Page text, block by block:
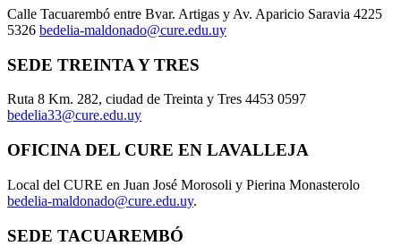
Calle Tacuarembó entre Bvar. Artigas y Av. Aparicio Saravia 4225
5326 bedelia-maldonado@cure.edu.uy
SEDE TREINTA Y TRES
Ruta 8 Km. 282, ciudad de Treinta y Tres 4453 0597
bedelia33@cure.edu.uy
OFICINA DEL CURE EN LAVALLEJA
Local del CURE en Juan José Morosoli y Pierina Monasterolo
bedelia-maldonado@cure.edu.uy.
SEDE TACUAREMBÓ